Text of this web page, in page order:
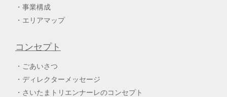
事業構成
エリアマップ
コンセプト
ごあいさつ
ディレクターメッセージ
さいたまトリエンナーレのコンセプト